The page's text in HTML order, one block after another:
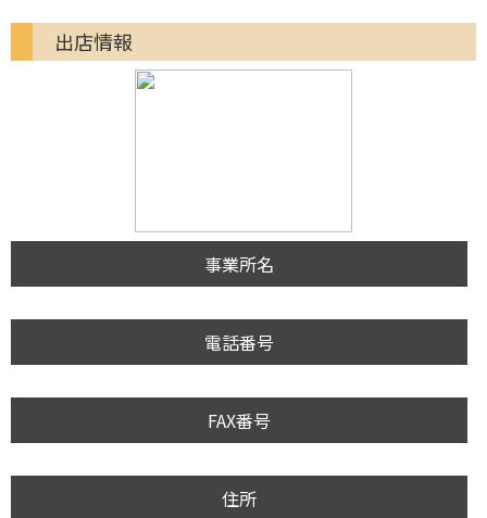
出店情報
事業所名
電話番号
FAX番号
住所